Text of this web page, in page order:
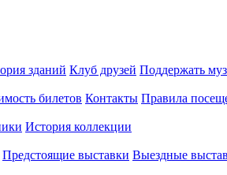
зданий Клуб друзей Поддержать
билетов Контакты Правила
История коллекции
Предстоящие выставки Выездные